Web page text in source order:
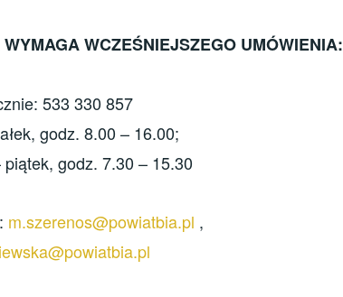
WYMAGA WCZEŚNIEJSZEGO UMÓWIENIA:
533 330 857
godz. 8.00 – 16.00;
godz. 7.30 – 15.30
m.szerenos@powiatbia.pl ,